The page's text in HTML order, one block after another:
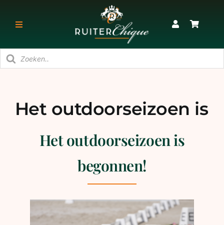
naar
Toggle
RUITER
SNEAKERS & KORTE LAARZEN
Het outdoorseizoen is
begonnen!
Het outdoorseizoen is
begonnen!